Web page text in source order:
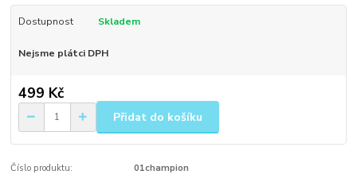
Dostupnost Skladem
Nejsme plátci DPH
499 Kč
Přidat do košíku
Číslo produktu: 01champion